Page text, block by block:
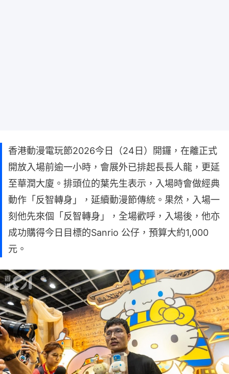
香港動漫電玩節2026今日（24日）開鑼，在離正式
開放入場前逾一小時，會展外已排起長長人龍，更延
至華潤大廈。排頭位的葉先生表示，入場時會做經典
動作「反智轉身」，延續動漫節傳統。果然，入場一
刻他先來個「反智轉身」，全場歡呼，入場後，他亦
成功購得今日目標的Sanrio 公仔，預算大約1,000
元。